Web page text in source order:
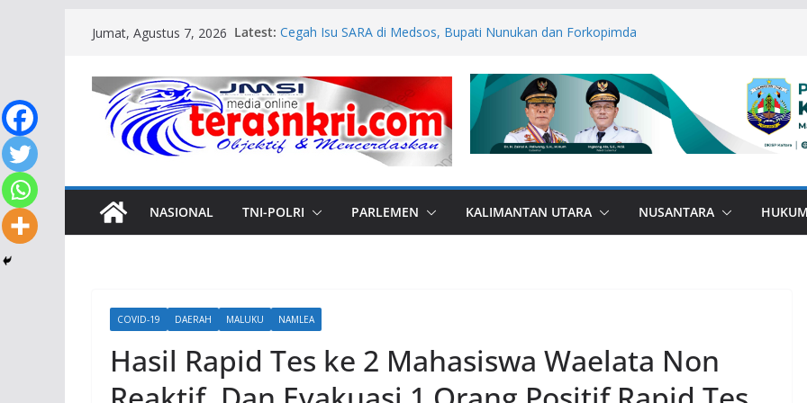
Jumat, Agustus 7, 2026 Latest: Cegah Isu SARA di Medsos, Bupati Nunukan dan Forkopimda
Targetkan Sekolah Bebas Bullying
Sekprov Pastikan TPP ASN Tetap Dibayarkan
Meriahkan HUT ke-81 RI, Bendera Merah Putih 81 Meter
Berkibar di Perbatasan RI–Malaysia Pulau Sebatik
Karya Bakti Skala Besar: Kodim 1506/Namlea Bersama Yonif
Gantung di Desa Namlea Ilath
NASIONAL
TNI-POLRI PARLEMEN KALIMANTAN UTARA NUSANTARA
COVID-19 DAERAH MALUKU NAMLEA
Hasil Rapid Tes ke 2 Mahasiswa Waelata Non